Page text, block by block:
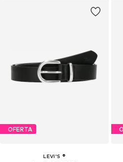
OFERTA
LEVI'S ®